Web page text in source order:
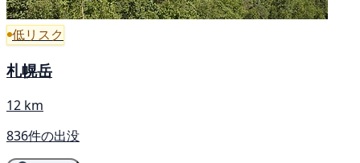
低リスク
札幌岳
12 km
836件の出没